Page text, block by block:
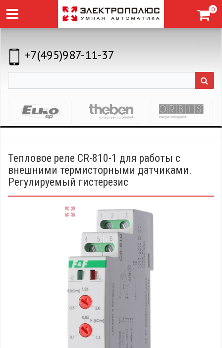
0
+7(495)987-11-37
Тепловое реле CR-810-1 для работы с
внешними термисторными датчиками.
Регулируемый гистерезис